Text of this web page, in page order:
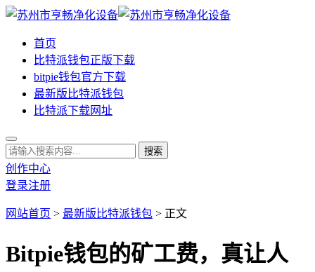
首页
比特派钱包正版下载
bitpie钱包官方下载
最新版比特派钱包
比特派下载网址
创作中心
登录注册
网站首页 > 最新版比特派钱包 > 正文
Bitpie钱包的矿工费，真让人